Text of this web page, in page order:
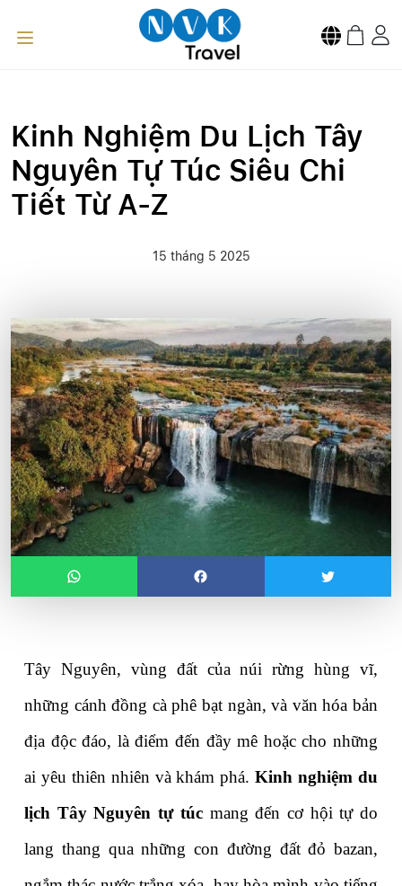
Kinh Nghiệm Du Lịch Tây
Nguyên Tự Túc Siêu Chi
Tiết Từ A-Z
15 tháng 5 2025
Tây Nguyên, vùng đất của núi rừng hùng vĩ,
những cánh đồng cà phê bạt ngàn, và văn hóa bản
địa độc đáo, là điểm đến đầy mê hoặc cho những
ai yêu thiên nhiên và khám phá. Kinh nghiệm du
lịch Tây Nguyên tự túc mang đến cơ hội tự do
lang thang qua những con đường đất đỏ bazan,